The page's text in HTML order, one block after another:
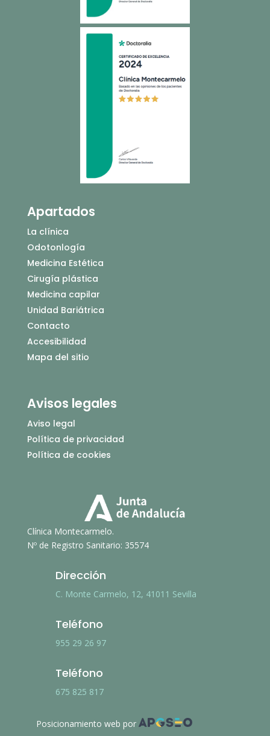
Apartados
La clínica
Odotonlogía
Medicina Estética
Cirugía plástica
Medicina capilar
Unidad Bariátrica
Contacto
Accesibilidad
Mapa del sitio
Avisos legales
Aviso legal
Política de privacidad
Política de cookies
Clínica Montecarmelo.
Nº de Registro Sanitario: 35574
Dirección
C. Monte Carmelo, 12, 41011 Sevilla
Teléfono
955 29 26 97
Teléfono
675 825 817
Posicionamiento web por